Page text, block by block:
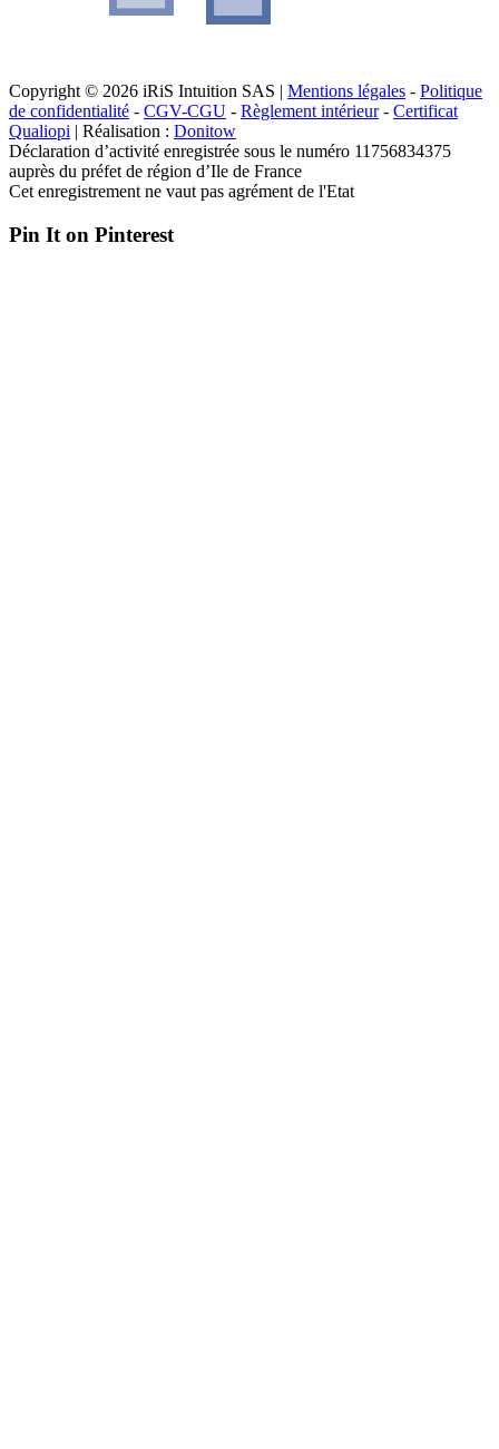
Copyright © 2026 iRiS Intuition SAS | Mentions légales - Politique
de confidentialité - CGV-CGU - Règlement intérieur- Certificat
Qualiopi | Réalisation : Donitow
Déclaration d’activité enregistrée sous le numéro 11756834375
auprès du préfet de région d’Ile de France
Cet enregistrement ne vaut pas agrément de l'Etat
Pin It on Pinterest